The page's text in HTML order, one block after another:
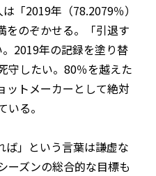
「2019年（78.2079％）
をのぞかせる。「引退す
2019年の記録を塗り替
守したい。80％を越えた
ットメーカーとして絶対
る。
ば」という言葉は謙虚な
ーズンの総合的な目標も